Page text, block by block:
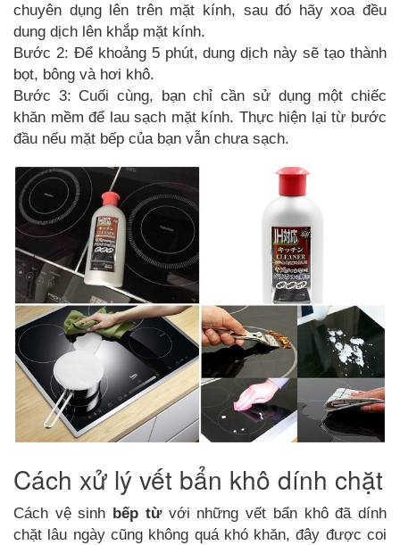
chuyên dụng lên trên mặt kính, sau đó hãy xoa đều
dung dịch lên khắp mặt kính.
Bước 2: Để khoảng 5 phút, dung dịch này sẽ tạo thành
bọt, bông và hơi khô.
Bước 3: Cuối cùng, bạn chỉ cần sử dụng một chiếc
khăn mềm để lau sạch mặt kính. Thực hiện lại từ bước
đầu nếu mặt bếp của bạn vẫn chưa sạch.
Cách xử lý vết bẩn khô dính chặt
Cách vệ sinh bếp từvới những vết bẩn khô đã dính
chặt lâu ngày cũng không quá khó khăn, đây được coi